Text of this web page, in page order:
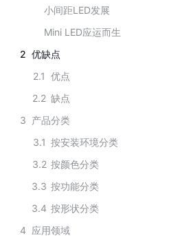
小间距LED发展
Mini LED应运而生
2 优缺点
2.1 优点
2.2 缺点
3 产品分类
3.1 按安装环境分类
3.2 按颜色分类
3.3 按功能分类
3.4 按形状分类
4 应用领域